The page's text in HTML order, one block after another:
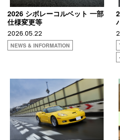
2026 シボレーコルベット 一部
仕様変更等
2026.05.22
NEWS & INFORMATION